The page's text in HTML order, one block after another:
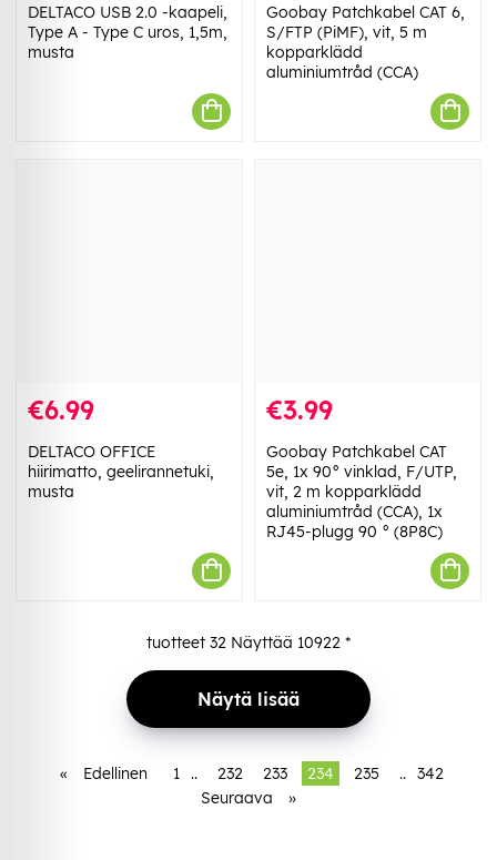
DELTACO USB 2.0 -kaapeli,
Type A - Type C uros, 1,5m,
musta
Goobay Patchkabel CAT 6,
S/FTP (PiMF), vit, 5 m
kopparklädd
aluminiumtråd (CCA)
€6.99
DELTACO OFFICE
hiirimatto, geelirannetuki,
musta
€3.99
Goobay Patchkabel CAT
5e, 1x 90° vinklad, F/UTP,
vit, 2 m kopparklädd
aluminiumtråd (CCA), 1x
RJ45-plugg 90 ° (8P8C)
tuotteet 32 Näyttää 10922 *
Näytä lisää
« Edellinen 1 .. 232 233 234 235 .. 342
Seuraava
»